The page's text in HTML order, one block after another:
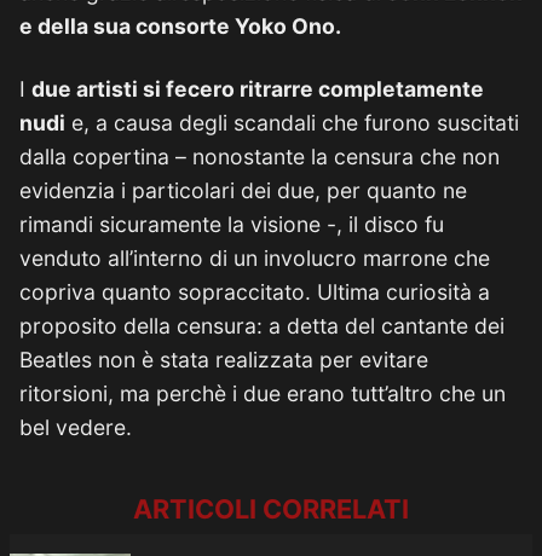
e della sua consorte Yoko Ono.
I due artisti si fecero ritrarre completamente
nudi e, a causa degli scandali che furono suscitati
dalla copertina – nonostante la censura che non
evidenzia i particolari dei due, per quanto ne
rimandi sicuramente la visione -, il disco fu
venduto all’interno di un involucro marrone che
copriva quanto sopraccitato. Ultima curiosità a
proposito della censura: a detta del cantante dei
Beatles non è stata realizzata per evitare
ritorsioni, ma perchè i due erano tutt’altro che un
bel vedere.
ARTICOLI CORRELATI